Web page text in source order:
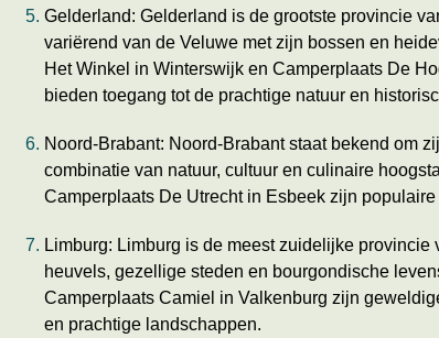
Gelderland: Gelderland is de grootste provincie
variërend van de Veluwe met zijn bossen en
Het Winkel in Winterswijk en Camperplaats De
bieden toegang tot de prachtige natuur en
Noord-Brabant: Noord-Brabant staat bekend om
combinatie van natuur, cultuur en culinaire
Camperplaats De Utrecht in Esbeek zijn
Limburg: Limburg is de meest zuidelijke
heuvels, gezellige steden en bourgondische
Camperplaats Camiel in Valkenburg zijn
en prachtige landschappen.